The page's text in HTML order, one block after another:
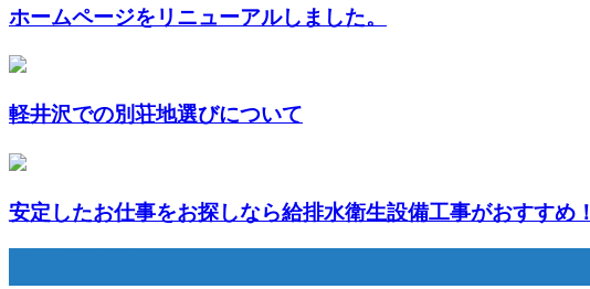
ホームページをリニューアルしました。
軽井沢での別荘地選びについて
安定したお仕事をお探しなら給排水衛生設備工事がおすすめ！